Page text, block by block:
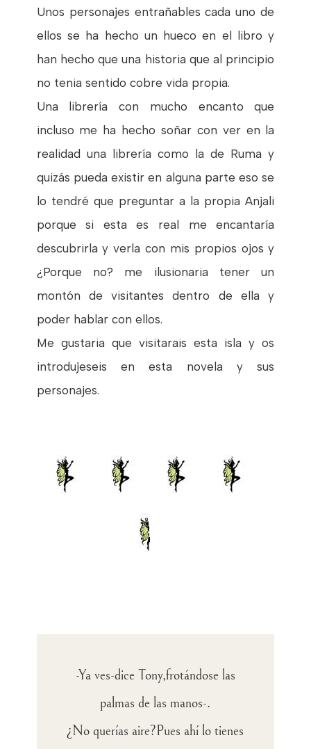
Unos personajes entrañables cada uno de
ellos se ha hecho un hueco en el libro y
han hecho que una historia que al principio
no tenia sentido cobre vida propia.
Una librería con mucho encanto que
incluso me ha hecho soñar con ver en la
realidad una librería como la de Ruma y
quizás pueda existir en alguna parte eso se
lo tendré que preguntar a la propia Anjali
porque si esta es real me encantaría
descubrirla y verla con mis propios ojos y
¿Porque no? me ilusionaria tener un
montón de visitantes dentro de ella y
poder hablar con ellos.
Me gustaria que visitarais esta isla y os
introdujeseis en esta novela y sus
personajes.
-Ya ves-dice Tony,frotándose las
palmas de las manos-.
¿No querías aire?Pues ahí lo tienes